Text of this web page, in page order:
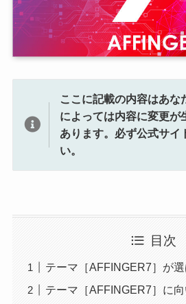
ここに記載の内容はあな
によっては内容に変更が
あります。 必ず公式サイ
い。
目次
テーマ［AFFINGER7］が
テーマ［AFFINGER7］に